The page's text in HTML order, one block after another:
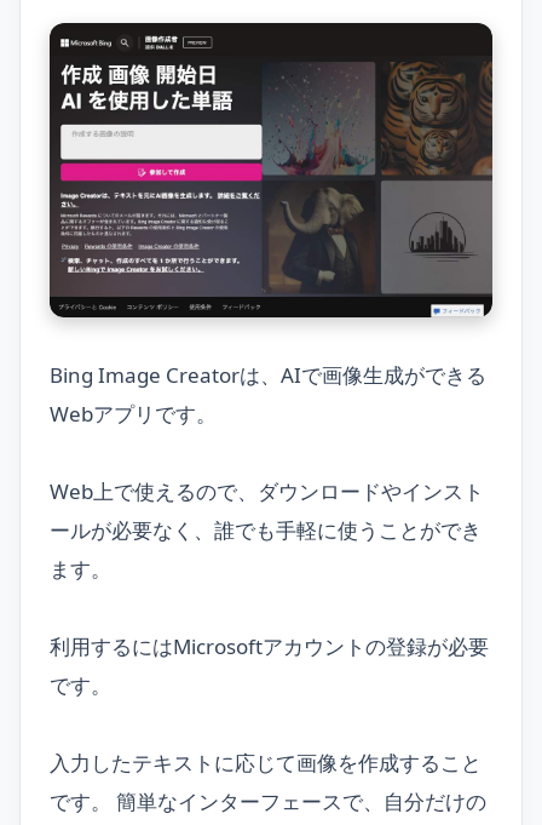
Bing Image Creatorは、AIで画像生成ができる
Webアプリです。
Web上で使えるので、ダウンロードやインスト
ールが必要なく、誰でも手軽に使うことができ
ます。
利用するにはMicrosoftアカウントの登録が必要
です。
入力したテキストに応じて画像を作成すること
です。 簡単なインターフェースで、自分だけの